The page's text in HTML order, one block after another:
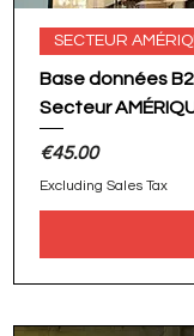
SECTEUR
Base données
Secteur
Price
€45.00
Excluding Sales Tax